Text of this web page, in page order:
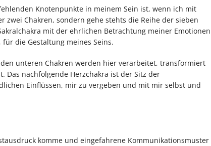
Knotenpunkte in meinem Sein ist, wenn ich mit
Chakren, sondern gehe stehts die Reihe der sieben
mit der ehrlichen Betrachtung meiner Emotionen
die Gestaltung meines Seins.
unteren Chakren werden hier verarbeitet, transformiert
nachfolgende Herzchakra ist der Sitz der
Einflüssen, mir zu vergeben und mit mir selbst und
komme und eingefahrene Kommunikationsmuster